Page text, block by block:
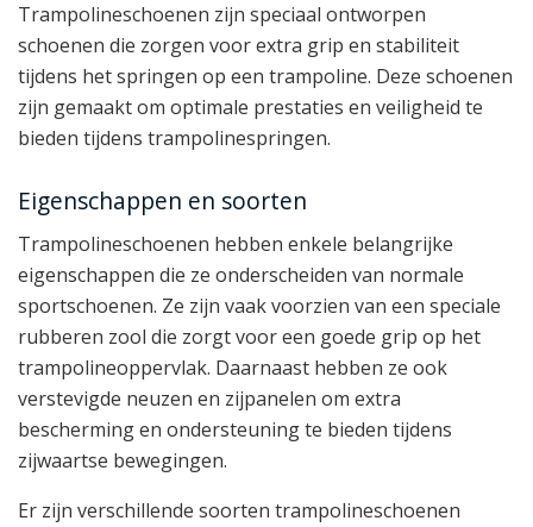
Trampolineschoenen zijn speciaal ontworpen
schoenen die zorgen voor extra grip en stabiliteit
tijdens het springen op een trampoline. Deze schoenen
zijn gemaakt om optimale prestaties en veiligheid te
bieden tijdens trampolinespringen.
Eigenschappen en soorten
Trampolineschoenen hebben enkele belangrijke
eigenschappen die ze onderscheiden van normale
sportschoenen. Ze zijn vaak voorzien van een speciale
rubberen zool die zorgt voor een goede grip op het
trampolineoppervlak. Daarnaast hebben ze ook
verstevigde neuzen en zijpanelen om extra
bescherming en ondersteuning te bieden tijdens
zijwaartse bewegingen.
Er zijn verschillende soorten trampolineschoenen